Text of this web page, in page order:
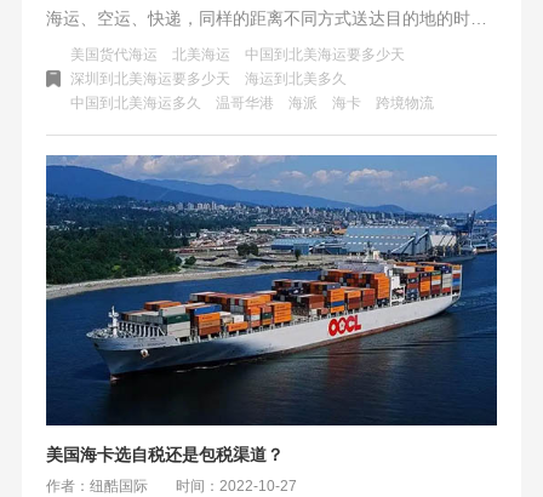
海运、空运、快递，同样的距离不同方式送达目的地的时间
和价格是不一样的。空运快递派送效率高，价格也高；海运
派送价格低，时间久。这里小编主要讲中国到北美海运多
久？大概的费用有什么区别？
美国货代海运 北美海运
中国到北美海运要多少天
深圳到北美海运要多少天
海运到北美多久
中国到北美海运多久
温哥华港 海派 海卡 跨境物流
美国海卡选自税还是包税渠道？
作者：纽酷国际 时间：2022-10-27